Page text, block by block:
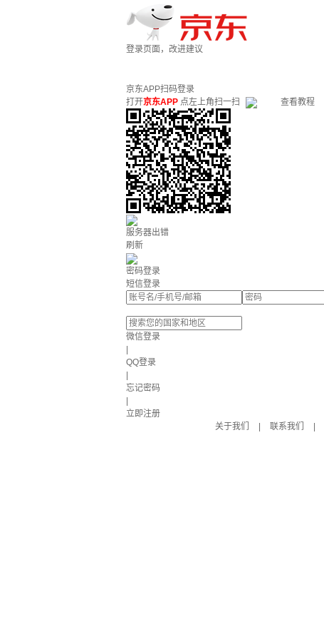
登录页面，改进建议
京东APP扫码登录
打开京东APP 点左上角扫一扫 查看教程
服务器出错
刷新
密码登录
短信登录
微信登录
QQ登录
忘记密码
立即注册
关于我们
联系我们